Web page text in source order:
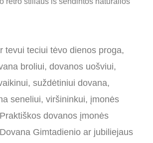
tevui teciui tėvo dienos proga,
broliui, dovanos uošviui,
suždėtiniui dovana,
seneliui, viršininkui, įmonės
dovanos įmonės
Gimtadienio ar jubiliejaus